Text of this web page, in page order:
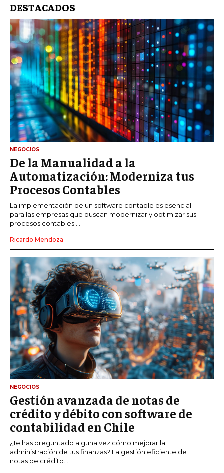
DESTACADOS
NEGOCIOS
De la Manualidad a la
Automatización: Moderniza tus
Procesos Contables
La implementación de un software contable es esencial
para las empresas que buscan modernizar y optimizar sus
procesos contables....
Ricardo Mendoza
NEGOCIOS
Gestión avanzada de notas de
crédito y débito con software de
contabilidad en Chile
¿Te has preguntado alguna vez cómo mejorar la
administración de tus finanzas? La gestión eficiente de
notas de crédito...